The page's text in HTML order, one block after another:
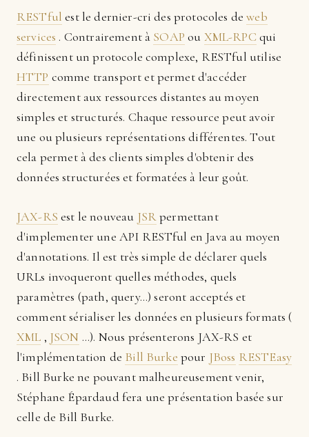
RESTful est le dernier-cri des protocoles deweb
services . Contrairement à SOAP ou XML-RPC qui
définissent un protocole complexe, RESTful utilise
HTTP comme transport et permet d'accéder
directement aux ressources distantes au moyen
simples et structurés. Chaque ressource peut avoir
une ou plusieurs représentations différentes. Tout
cela permet à des clients simples d'obtenir des
données structurées et formatées à leur goût.
JAX-RS est le nouveau JSRpermettant
d'implementer une API RESTful en Java au moyen
d'annotations. Il est très simple de déclarer quels
URLs invoqueront quelles méthodes, quels
paramètres (path, query...) seront acceptés et
comment sérialiser les données en plusieurs formats (
XML , JSON ...). Nous présenterons JAX-RS et
l'implémentation de Bill Burke pour JBoss RESTEasy
. Bill Burke ne pouvant malheureusement venir,
Stéphane Épardaud fera une présentation basée sur
celle de Bill Burke.